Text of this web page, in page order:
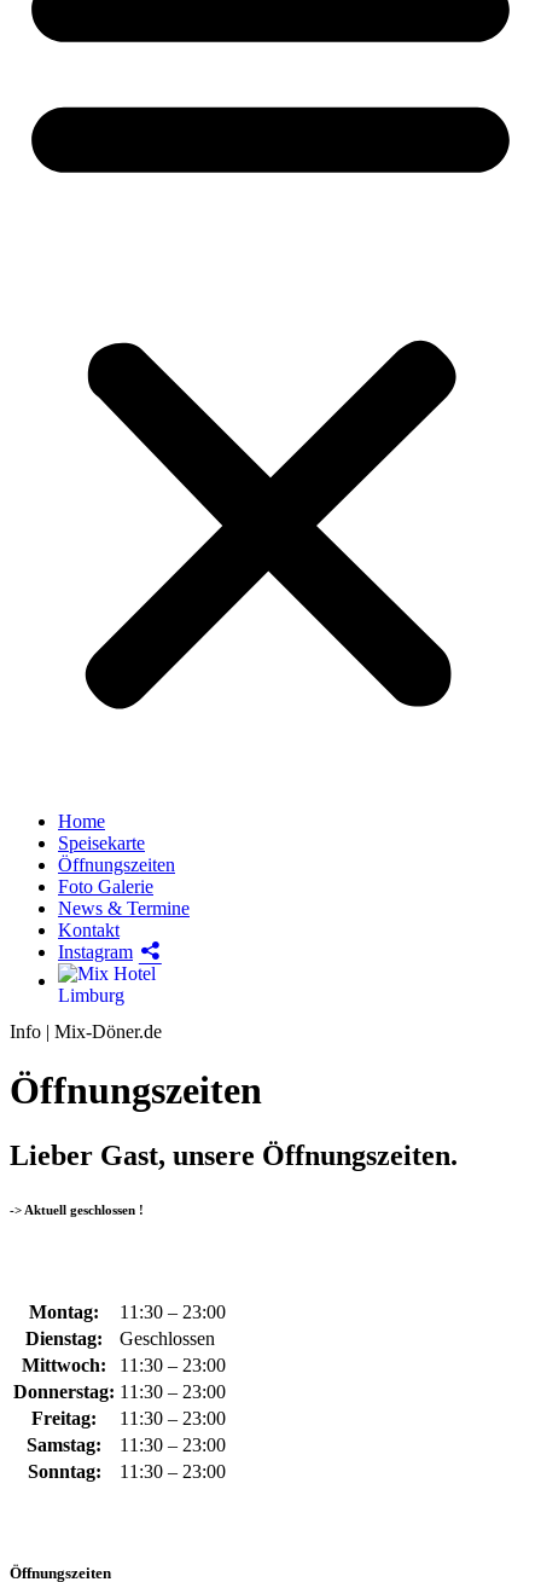
Home
Speisekarte
Öffnungszeiten
Foto Galerie
News & Termine
Kontakt
Instagram
Hotel
Info | Mix-Döner.de
Öffnungszeiten
Lieber Gast, unsere Öffnungszeiten.
-> Aktuell geschlossen !
Montag:
11:30 – 23:00
Dienstag:
Geschlossen
Mittwoch:
11:30 – 23:00
Donnerstag: 11:30 – 23:00
Freitag:
11:30 – 23:00
Samstag:
11:30 – 23:00
Sonntag:
11:30 – 23:00
Öffnungszeiten